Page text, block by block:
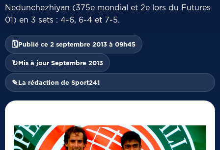
Nedunchezhiyan (375e mondial et 2e lors du Futures
01) en 3 sets : 4-6, 6-4 et 7-5.
🗓Publié ce 2 septembre 2013 à 09h45
↻Mis à jour Septembre 2013
✎La rédaction de Sport241